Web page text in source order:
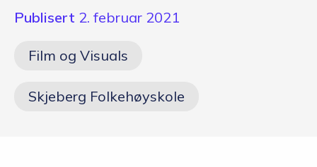
Publisert 2. februar 2021
Film og Visuals
Skjeberg Folkehøyskole